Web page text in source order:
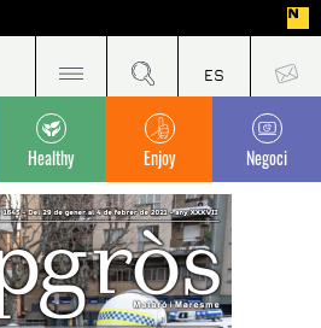
Healthy Enjoy Negoci